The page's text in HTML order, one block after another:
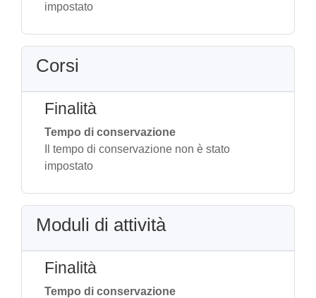
impostato
Corsi
Finalità
Tempo di conservazione
Il tempo di conservazione non è stato
impostato
Moduli di attività
Finalità
Tempo di conservazione